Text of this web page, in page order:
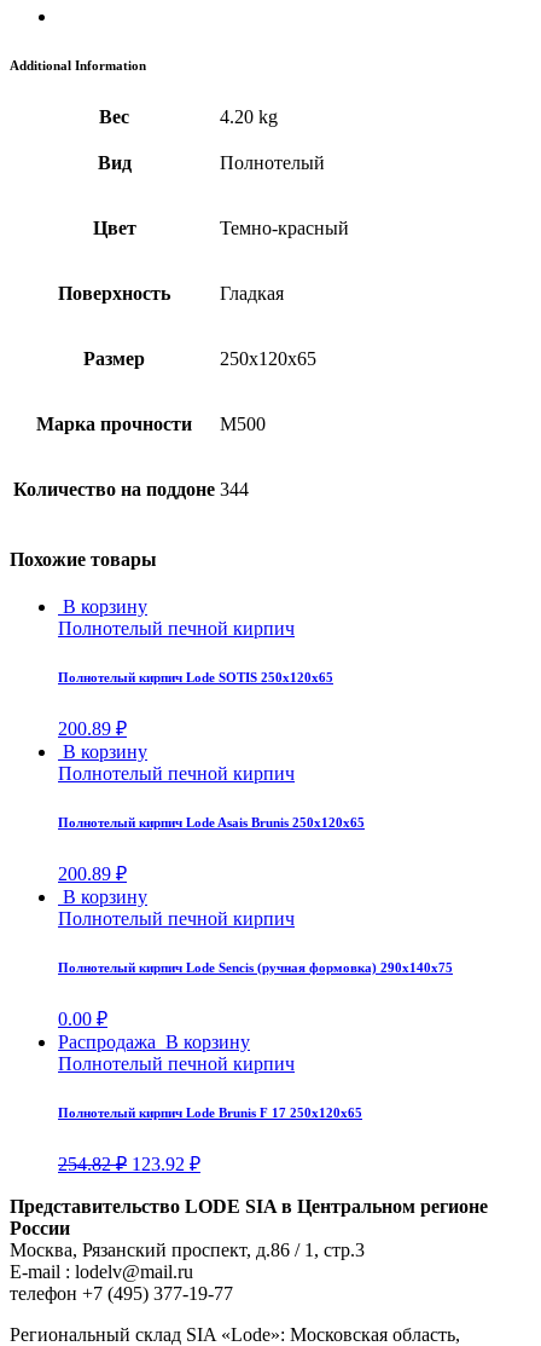
Additional Information
Вес 4.20 kg
Вид Полнотелый
Цвет Темно-красный
Поверхность Гладкая
Размер 250x120x65
Марка прочности М500
Количество на поддоне 344
Похожие товары
В корзину
Полнотелый печной кирпич
Полнотелый кирпич Lode SOTIS 250х120х65
200.89 ₽
В корзину
Полнотелый печной кирпич
Полнотелый кирпич Lode Asais Brunis 250х120х65
200.89 ₽
В корзину
Полнотелый печной кирпич
Полнотелый кирпич Lode Sencis (ручная формовка) 290х140х75
0.00 ₽
Распродажа В корзину
Полнотелый печной кирпич
Полнотелый кирпич Lode Brunis F 17 250х120х65
254.82₽ 123.92 ₽
Представительство LODE SIA в Центральном регионе
России
Москва, Рязанский проспект, д.86 / 1, стр.3
E-mail : lodelv@mail.ru
телефон +7 (495) 377-19-77
Региональный склад SIA «Lode»: Московская область,